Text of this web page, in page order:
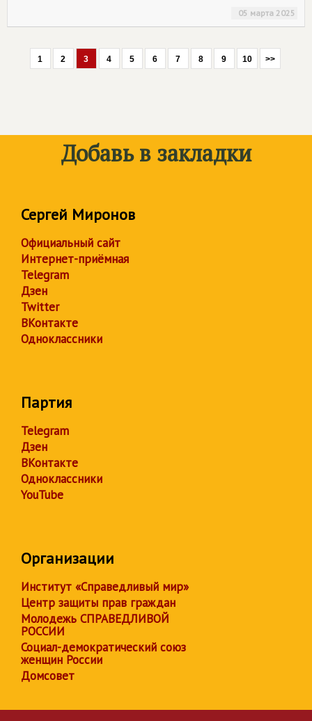
05 марта 2025
1 2 3 4 5 6 7 8 9 10 >>
Добавь в закладки
Сергей Миронов
Официальный сайт
Интернет-приёмная
Telegram
Дзен
Twitter
ВКонтакте
Одноклассники
Партия
Telegram
Дзен
ВКонтакте
Одноклассники
YouTube
Организации
Институт «Справедливый мир»
Центр защиты прав граждан
Молодежь СПРАВЕДЛИВОЙ
РОССИИ
Социал-демократический союз
женщин России
Домсовет